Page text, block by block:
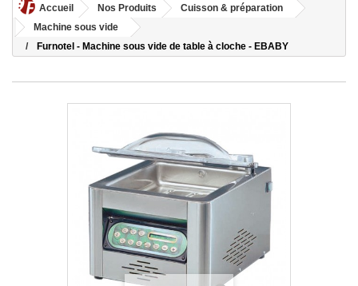
Accueil Nos Produits
Cuisson & préparation
Machine sous vide
Furnotel - Machine sous vide de table à cloche - EBABY